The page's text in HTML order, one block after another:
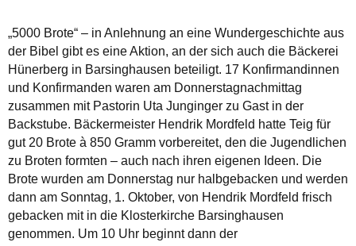
„5000 Brote“ – in Anlehnung an eine Wundergeschichte aus
der Bibel gibt es eine Aktion, an der sich auch die Bäckerei
Hünerberg in Barsinghausen beteiligt. 17 Konfirmandinnen
und Konfirmanden waren am Donnerstagnachmittag
zusammen mit Pastorin Uta Junginger zu Gast in der
Backstube. Bäckermeister Hendrik Mordfeld hatte Teig für
gut 20 Brote à 850 Gramm vorbereitet, den die Jugendlichen
zu Broten formten – auch nach ihren eigenen Ideen. Die
Brote wurden am Donnerstag nur halbgebacken und werden
dann am Sonntag, 1. Oktober, von Hendrik Mordfeld frisch
gebacken mit in die Klosterkirche Barsinghausen
genommen. Um 10 Uhr beginnt dann der